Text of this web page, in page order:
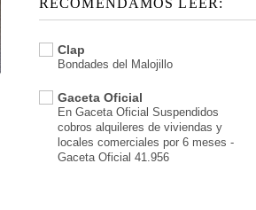
Clap
Bondades del Malojillo
Gaceta Oficial
En Gaceta Oficial Suspendidos
cobros alquileres de viviendas y
locales comerciales por 6 meses -
Gaceta Oficial 41.956